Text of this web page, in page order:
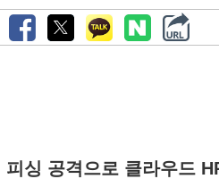
피싱 공격으로 클라우드